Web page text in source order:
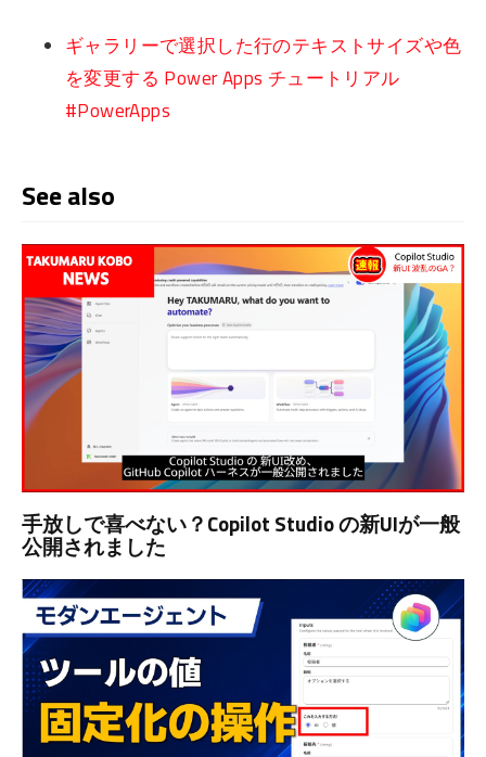
ギャラリーで選択した行のテキストサイズや色
を変更する Power Apps チュートリアル
#PowerApps
See also
手放しで喜べない？Copilot Studio の新UIが一般
公開されました